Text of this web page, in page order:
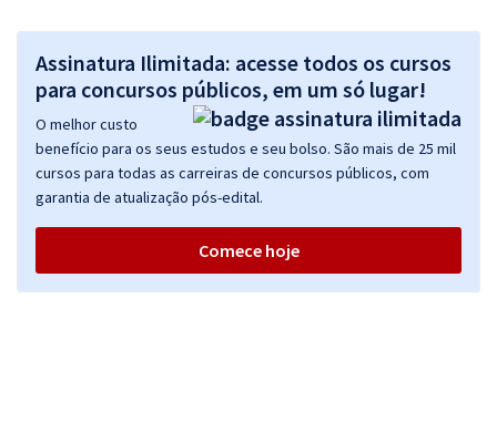
Assinatura Ilimitada: acesse todos os cursos
para concursos públicos, em um só lugar!
O melhor custo
benefício para os seus estudos e seu bolso. São mais de 25 mil
cursos para todas as carreiras de concursos públicos, com
garantia de atualização pós-edital.
Comece hoje